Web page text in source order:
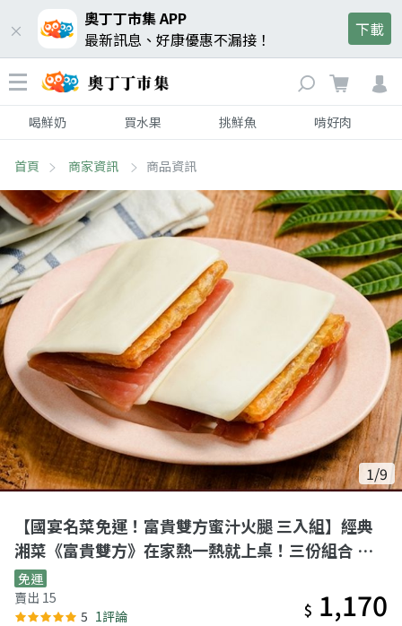
奧丁丁市集 APP
最新訊息、好康優惠不漏接！
下載
喝鮮奶 買水果 挑鮮魚 啃好肉
首頁 商家資訊 商品資訊
1/9
【國宴名菜免運！富貴雙方蜜汁火腿 三入組】經典
湘菜《富貴雙方》在家熱一熱就上桌！三份組合 年
節/聚餐秒變大菜
免運
賣出 15
5 1評論 $ 1,170